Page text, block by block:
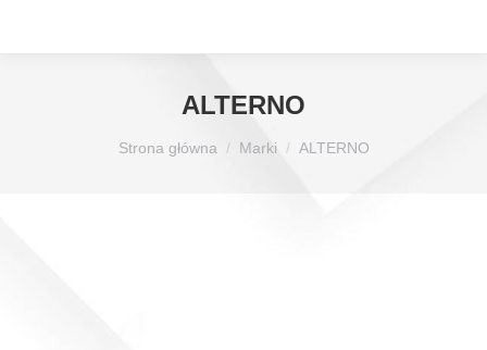
ALTERNO
Strona główna Marki ALTERNO